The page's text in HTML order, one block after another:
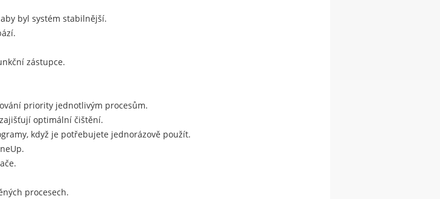
byl systém stabilnější.
zástupce.
priority jednotlivým procesům.
optimální čištění.
když je potřebujete jednorázově použít.
procesech.